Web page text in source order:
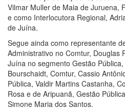
Vilmar Muller de Maia de Juruena,
e como Interlocutora Regional,
de Juína.
Segue ainda como representante
Administrativo no Comtur, Douglas
Juína no segmento Gestão
Bourschaidt, Comtur, Cassio
Pública, Valdir Martins Castanha,
Rosa e de Aripuanã, Gestão
Simone Maria dos Santos.